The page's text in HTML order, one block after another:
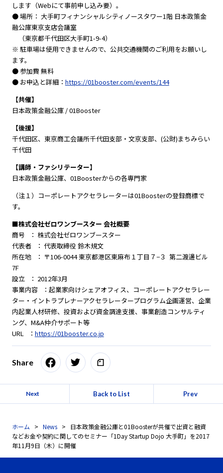
します（Webにて事前申し込み要）。
● 場所： 大手町フィナンシャルシティノースタワー1階 日本政策金
融公庫東京支店会議室
（東京都千代田区大手町1-9-4）
※ 駐車場は使用できませんので、公共交通機関のご利用をお願いし
ます。
● 参加費 無料
● お申込と詳細： https://01booster.com/events/144
【共催】
日本政策金融公庫 / 01Booster
【後援】
千代田区、東京商工会議所千代田支部・文京支部、(公財)まちみらい
千代田
【講師・ファシリテーター】
日本政策金融公庫、01Boosterからの各専門家
（注１）コーポレートアクセラレーターは01Boosterの登録商標で
す。
■株式会社ゼロワンブースター 会社概要
商号 ： 株式会社ゼロワンブースター
代表者 ： 代表取締役 鈴木規文
所在地 ： 〒106-0044 東京都港区東麻布１丁目７−３ 第二渡邊ビル
7F
設立 ： 2012年3月
事業内容 ：起業家向けシェアオフィス、コーポレートアクセラレー
ター・イントラプレナーアクセラレータープログラム企画運営、企業
内起業人材研修、投資および資金調達支援、事業創造コンサルティ
ング、M&A仲介サポート等
URL ： https://01booster.co.jp
Share
Next Back to List Prev
ホーム News
日本政策金融公庫と01Boosterが共催で出資と融資
などお金や契約に関してのセミナー「1Day Startup Dojo 大手町」を2017
年11月9日（木）に開催